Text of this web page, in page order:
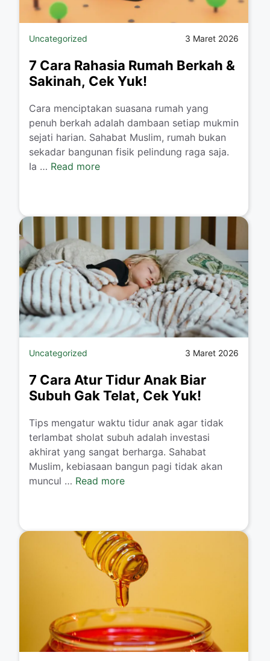
Uncategorized 3 Maret 2026
7 Cara Rahasia Rumah Berkah &
Sakinah, Cek Yuk!
Cara menciptakan suasana rumah yang
penuh berkah adalah dambaan setiap mukmin
sejati harian. Sahabat Muslim, rumah bukan
sekadar bangunan fisik pelindung raga saja.
Ia … Read more
Uncategorized 3 Maret 2026
7 Cara Atur Tidur Anak Biar
Subuh Gak Telat, Cek Yuk!
Tips mengatur waktu tidur anak agar tidak
terlambat sholat subuh adalah investasi
akhirat yang sangat berharga. Sahabat
Muslim, kebiasaan bangun pagi tidak akan
muncul … Read more